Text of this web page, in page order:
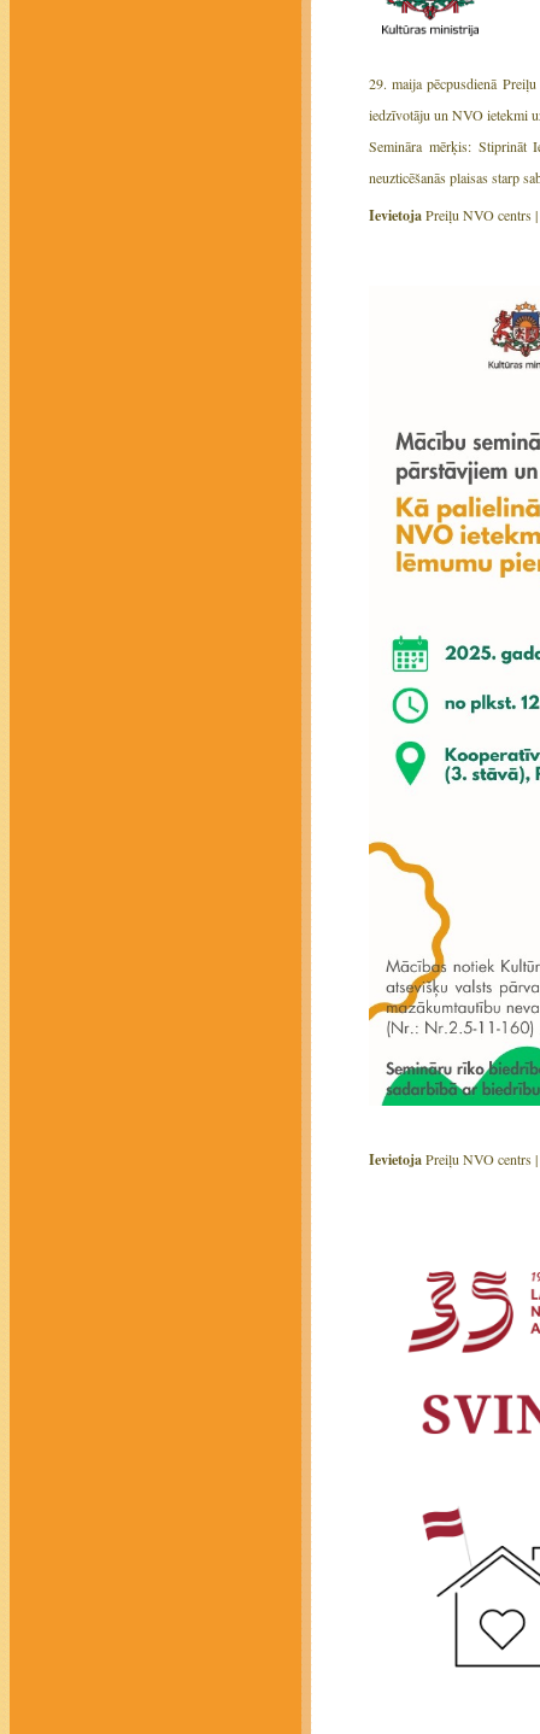
29. maija pēcpusdienā
iedzīvotāju un NVO ietekmi
Semināra mērķis: Stiprināt
neuzticēšanās plaisas starp
IevietojaPreiļu NVO centrs |
IevietojaPreiļu NVO centrs |